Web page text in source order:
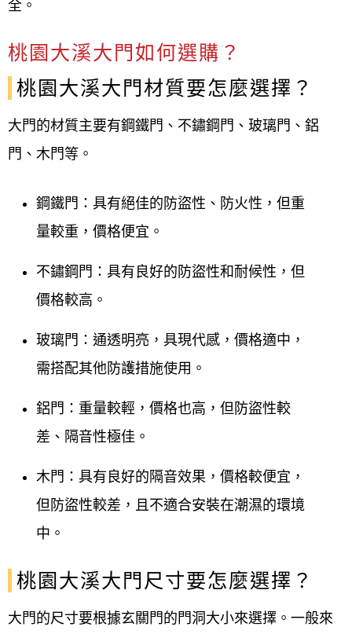
全。​​​​​​
桃園大溪大門如何選購？
桃園大溪大門材質要怎麼選擇？
大門的材質主要有鋼鐵門、不鏽鋼門、玻璃門、鋁
門、木門等。
鋼鐵門：具有絕佳的防盜性、防火性，但重
量較重，價格便宜。
不鏽鋼門：具有良好的防盜性和耐候性，但
價格較高。
玻璃門：通透明亮，具現代感，價格適中，
需搭配其他防護措施使用。
鋁門：重量較輕，價格也高，但防盜性較
差、隔音性極佳。
木門：具有良好的隔音效果，價格較便宜，
但防盜性較差，且不適合安裝在潮濕的環境
中。
桃園大溪大門尺寸要怎麼選擇？
大門的尺寸要根據玄關門的門洞大小來選擇。一般來